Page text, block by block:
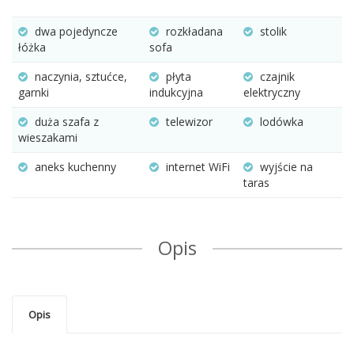
dwa pojedyncze
łóżka
rozkładana
sofa
stolik
naczynia, sztućce,
garnki
płyta
indukcyjna
czajnik
elektryczny
duża szafa z
wieszakami
telewizor lodówka
aneks kuchenny internet WiFi
wyjście na
taras
Opis
Opis